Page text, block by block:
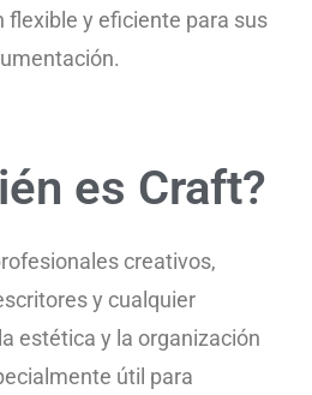
flexible y eficiente para sus
es Craft?
creativos,
y cualquier
estética y la organización
útil para